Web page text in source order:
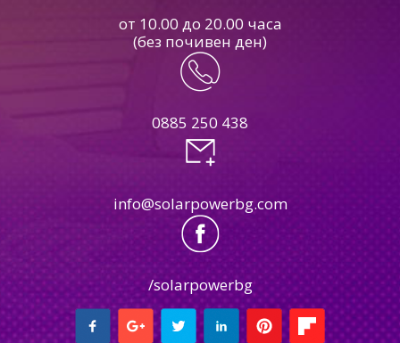
от 10.00 до 20.00 часа
(без почивен ден)
0885 250 438
info@solarpowerbg.com
/solarpowerbg